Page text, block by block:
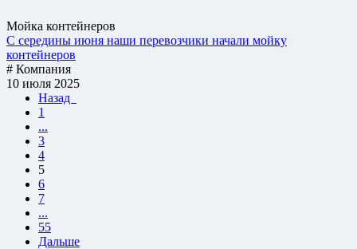
Мойка контейнеров
С середины июня наши перевозчики начали мойку
контейнеров
# Компания
10 июля 2025
Назад
1
...
3
4
5
6
7
...
55
Дальше